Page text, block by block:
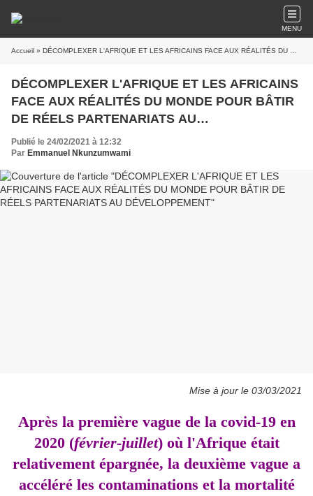
MENU
Accueil » DÉCOMPLEXER L'AFRIQUE ET LES AFRICAINS FACE AUX RÉALITÉS DU MONDE POUR BÂTIR DE RÉELS PARTENARIATS AU DÉVELOPPEMENT
DÉCOMPLEXER L'AFRIQUE ET LES AFRICAINS
FACE AUX RÉALITÉS DU MONDE POUR BÂTIR
DE RÉELS PARTENARIATS AU
DÉVELOPPEMENT
Publié le 24/02/2021 à 12:32
Par Emmanuel Nkunzumwami
Mise à jour le 03/03/2021
Après la première vague de la covid-19 en
2020 (février-juillet) où l'Afrique était
relativement épargnée, la deuxième vague a
accéléré les contaminations et la mortalité